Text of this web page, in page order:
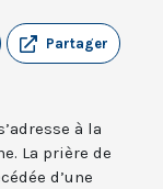
Partager
à la
La prière de
d’une